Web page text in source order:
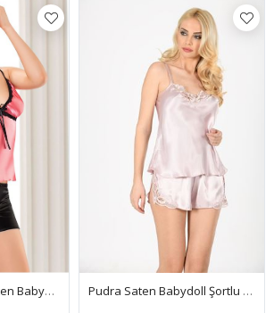
Nar Çiçeği Siyah Saten Babydoll Şortlu Takım - 312 Pudra Saten Babydoll Şortlu Takım - 280